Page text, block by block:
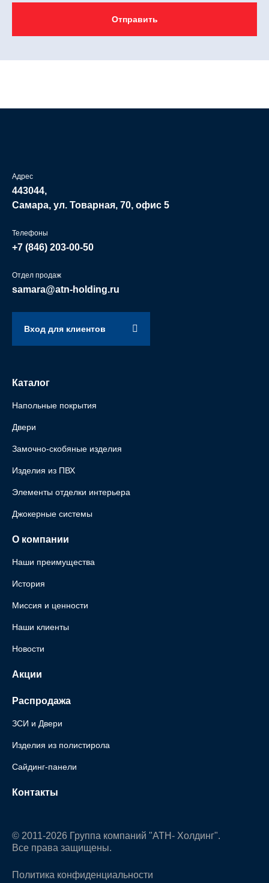
Отправить
Адрес
443044,
Самара, ул. Товарная, 70, офис 5
Телефоны
+7 (846) 203-00-50
Отдел продаж
samara@atn-holding.ru
Вход для клиентов
Каталог
Напольные покрытия
Двери
Замочно-скобяные изделия
Изделия из ПВХ
Элементы отделки интерьера
Джокерные системы
О компании
Наши преимущества
История
Миссия и ценности
Наши клиенты
Новости
Акции
Распродажа
ЗСИ и Двери
Изделия из полистирола
Сайдинг-панели
Контакты
© 2011-2026 Группа компаний "АТН- Холдинг".
Все права защищены.
Политика конфиденциальности